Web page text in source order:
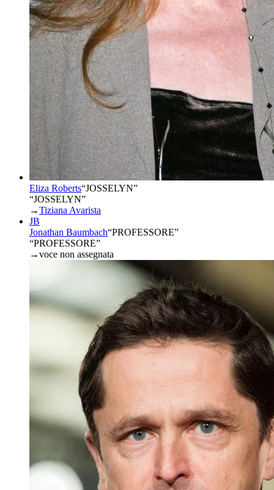
Eliza Roberts“JOSSELYN”
“JOSSELYN”
→Tiziana Avarista
JB
Jonathan Baumbach“PROFESSORE”
“PROFESSORE”
→voce non assegnata